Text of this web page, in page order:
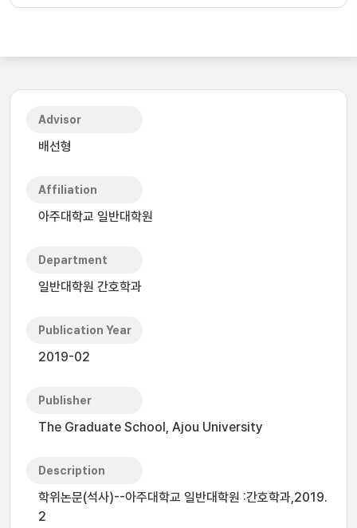
Advisor
배선형
Affiliation
아주대학교 일반대학원
Department
일반대학원 간호학과
Publication Year
2019-02
Publisher
The Graduate School, Ajou University
Description
학위논문(석사)--아주대학교 일반대학원 :간호학과,2019.
2